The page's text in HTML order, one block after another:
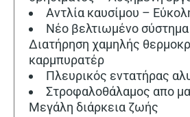
Αντλία καυσίμου –
Νέο βελτιωμένο
Διατήρηση χαμηλής
καρμπυρατέρ
Πλευρικός εντατήρας
Στροφαλοθάλαμος απο
Μεγάλη διάρκεια ζωής